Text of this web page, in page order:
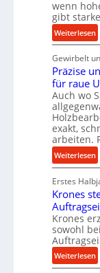
m
a
n
c
e
b
e
i
m
D
r
ü
c
k
o
z
e
s
s
wenn
gibt
Weiterlesen:
K
u
g
e
l
g
e
i
n
e
t
r
i
e
b
u
Gewirbelt
Präzise
für raue
Auch wo
exakt,
arbeiten.
Weiterlesen:
P
r
ä
z
i
s
e
u
Erstes
Krones
Krones
sowohl
Weiterlesen:
K